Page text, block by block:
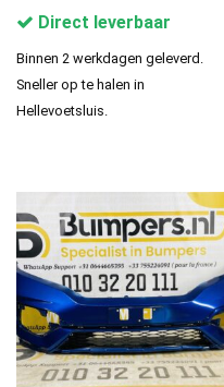
Direct leverbaar
Binnen 2 werkdagen geleverd.
Sneller op te halen in
Hellevoetsluis.